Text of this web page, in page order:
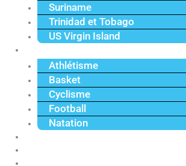
Suriname
Trinidad et Tobago
US Virgin Island
Athlétisme
Basket
Cyclisme
Football
Natation